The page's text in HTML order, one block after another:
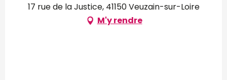
17 rue de la Justice, 41150 Veuzain-sur-Loire
M'y rendre